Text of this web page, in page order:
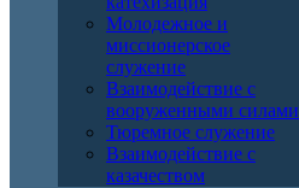
Молодежное и
миссионерское
служение
Взаимодействие с
вооруженными силами
Тюремное служение
Взаимодействие с
казачеством